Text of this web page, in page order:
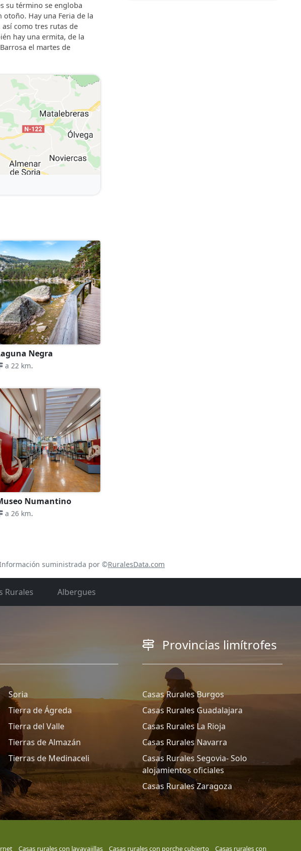
su término se engloba
otoño. Hay una Feria de la
como tres rutas de
hay una ermita, de la
el martes de
Negra
a 22 km.
Numantino
a 26 km.
suministrada por ©RuralesData.com
Rurales Albergues
Soria
Tierra de Ágreda
Tierra del Valle
Tierras de Almazán
Tierras de Medinaceli
Provincias limítrofes
Casas Rurales Burgos
Casas Rurales Guadalajara
Casas Rurales La Rioja
Casas Rurales Navarra
Casas Rurales Segovia- Solo
alojamientos oficiales
Casas Rurales Zaragoza
Casas rurales con lavavajillas Casas rurales con porche cubierto Casas rurales con